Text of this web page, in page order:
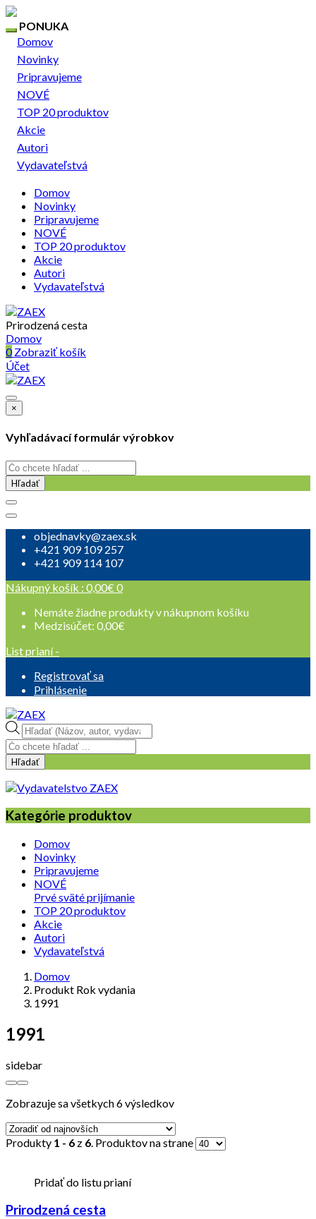
PONUKA
Domov
Novinky
Pripravujeme
NOVÉ
TOP 20 produktov
Akcie
Autori
Vydavateľstvá
Domov
Novinky
Pripravujeme
NOVÉ
TOP 20 produktov
Akcie
Autori
Vydavateľstvá
Prirodzená cesta
Domov
0Zobraziť košík
Účet
×
Vyhľadávací formulár výrobkov
Hľadať
objednavky@zaex.sk
+421 909 109 257
+421 909 114 107
Nákupný košík : 0,00€ 0
Nemáte žiadne produkty v nákupnom košíku
Medzisúčet: 0,00€
List prianí -
Registrovať sa
Prihlásenie
Products
search
Hľadať
Kategórie produktov
Domov
Novinky
Pripravujeme
NOVÉ
Prvé sväté prijímanie
TOP 20 produktov
Akcie
Autori
Vydavateľstvá
Domov
Produkt Rok vydania
1991
1991
sidebar
Zobrazuje sa všetkych 6 výsledkov
Produkty 1 - 6 z 6 . Produktov na strane
Pridať do listu prianí
Prirodzená cesta